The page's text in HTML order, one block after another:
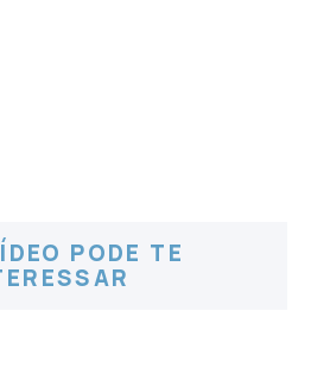
PODE TE